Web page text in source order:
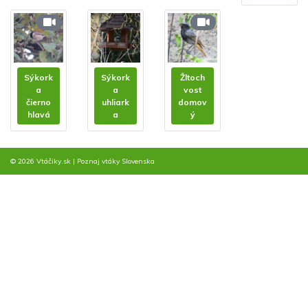
Sýkork
a
čierno
hlavá
Sýkork
a
uhliark
a
Žltoch
vost
domov
ý
© 2026 Vtáčiky.sk | Poznaj vtáky Slovenska